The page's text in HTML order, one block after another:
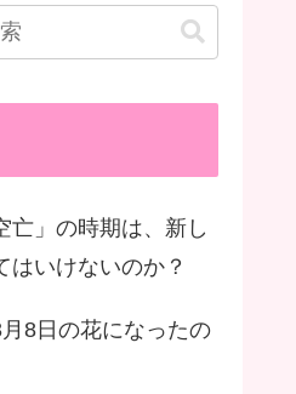
亡」の時期は、新し
はいけないのか？
8日の花になったの